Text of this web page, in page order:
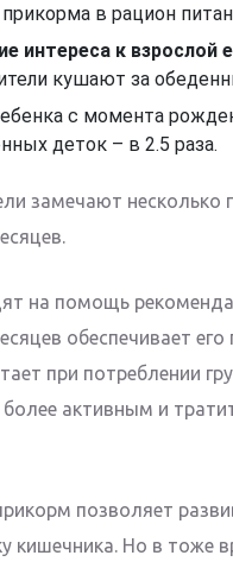
в рацион
интереса к взрослой
кушают за
с момента
деток – в 2.5 раза.
замечают несколько
на помощь
обеспечивает
при потреблении
более активным и
позволяет
кишечника. Но в